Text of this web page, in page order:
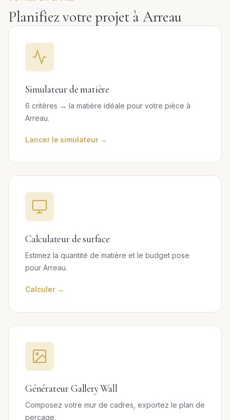
Planifiez votre projet à Arreau
Simulateur de matière
6 critères → la matière idéale pour votre pièce à
Arreau.
Lancer le simulateur →
Calculateur de surface
Estimez la quantité de matière et le budget pose
pour Arreau.
Calculer →
Générateur Gallery Wall
Composez votre mur de cadres, exportez le plan de
perçage.